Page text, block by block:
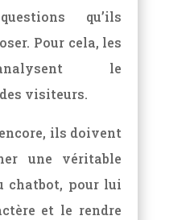
qu’ils
Pour cela, les
le
visiteurs.
ils doivent
une véritable
chatbot, pour lui
et le rendre